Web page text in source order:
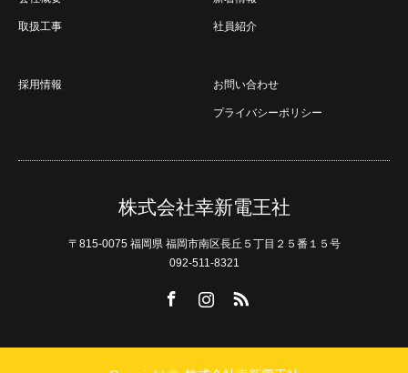
取扱工事 社員紹介
採用情報 お問い合わせ
プライバシーポリシー
株式会社幸新電王社
〒815-0075 福岡県 福岡市南区長丘５丁目２５番１５号
092-511-8321